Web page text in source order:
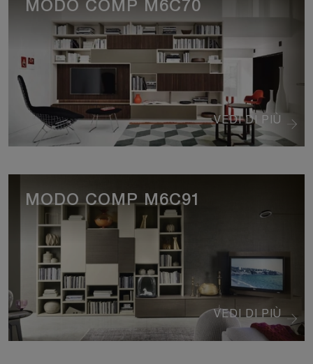
VEDI DI PIÙ
MODO COMP M6C70
VEDI DI PIÙ
MODO COMP M6C91